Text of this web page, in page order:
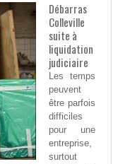
Débarras
Colleville
suite à
liquidation
judiciaire
Les temps
peuvent
être parfois
difficiles
pour une
entreprise,
surtout